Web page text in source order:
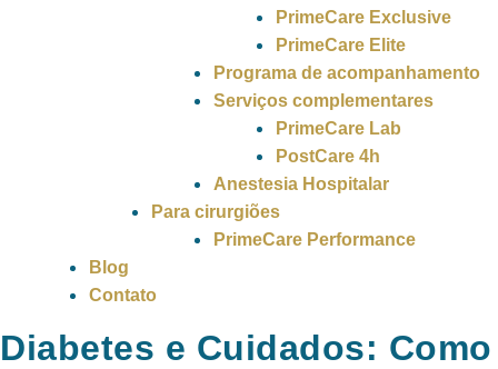
PrimeCare Exclusive
PrimeCare Elite
Programa de acompanhamento
Serviços complementares
PrimeCare Lab
PostCare 4h
Anestesia Hospitalar
Para cirurgiões
PrimeCare Performance
Blog
Contato
Diabetes e Cuidados: Como